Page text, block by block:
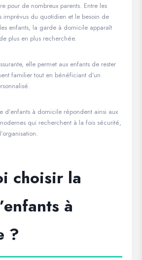
pour de nombreux parents. Entre les
imprévus du quotidien et le besoin de
enfants, la garde à domicile apparaît
plus en plus recherchée.
elle permet aux enfants de rester
familier tout en bénéficiant d’un
d’enfants à domicile répondent ainsi aux
qui recherchent à la fois sécurité,
choisir la
à
?